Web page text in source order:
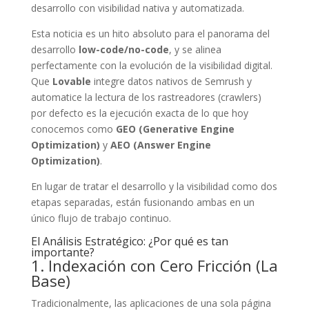
desarrollo con visibilidad nativa y automatizada.
Esta noticia es un hito absoluto para el panorama del
desarrollo low-code/no-code, y se alinea
perfectamente con la evolución de la visibilidad digital.
Que Lovable integre datos nativos de Semrush y
automatice la lectura de los rastreadores (crawlers)
por defecto es la ejecución exacta de lo que hoy
conocemos como GEO (Generative Engine
Optimization) y AEO (Answer Engine
Optimization).
En lugar de tratar el desarrollo y la visibilidad como dos
etapas separadas, están fusionando ambas en un
único flujo de trabajo continuo.
El Análisis Estratégico: ¿Por qué es tan
importante?
1. Indexación con Cero Fricción (La
Base)
Tradicionalmente, las aplicaciones de una sola página